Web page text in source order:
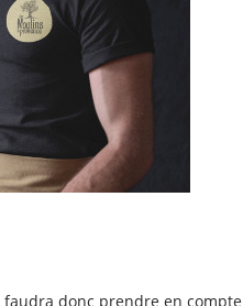
donc prendre en compte